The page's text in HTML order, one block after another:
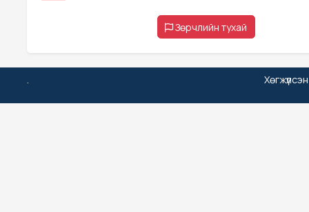
Зөрчлийн тухай
.